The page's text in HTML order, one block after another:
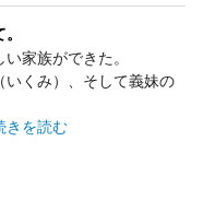
家族ができた。
くみ）、そして義妹の
を読む